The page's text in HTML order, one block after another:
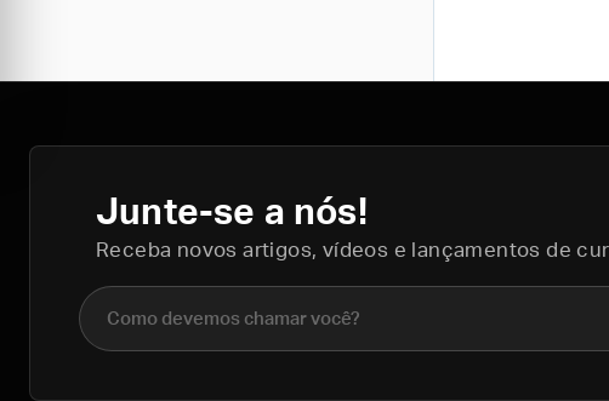
Junte-se a nós!
Receba novos artigos, vídeos e lançamentos de
Nome completo